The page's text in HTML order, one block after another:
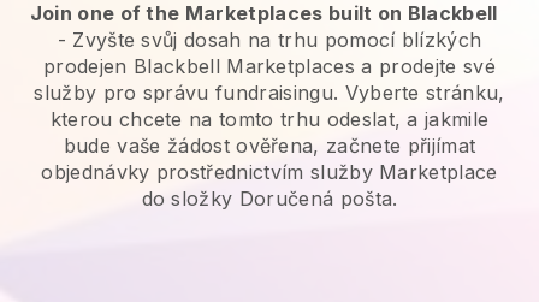
Join one of the Marketplaces built on Blackbell
- Zvyšte svůj dosah na trhu pomocí blízkých
prodejen Blackbell Marketplaces a prodejte své
služby pro správu fundraisingu. Vyberte stránku,
kterou chcete na tomto trhu odeslat, a jakmile
bude vaše žádost ověřena, začnete přijímat
objednávky prostřednictvím služby Marketplace
do složky Doručená pošta.